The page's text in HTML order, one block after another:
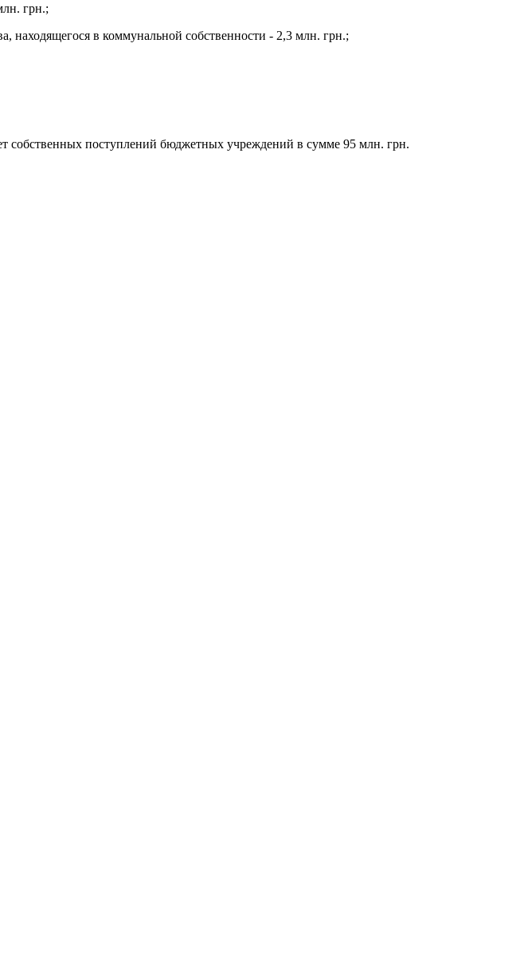
грн.;
в коммунальной собственности - 2,3 млн. грн.;
собственных поступлений бюджетных учреждений в сумме 95 млн. грн.